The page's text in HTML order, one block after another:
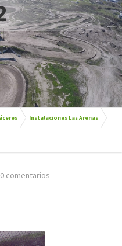
Instalaciones Las Arenas
0 comentarios